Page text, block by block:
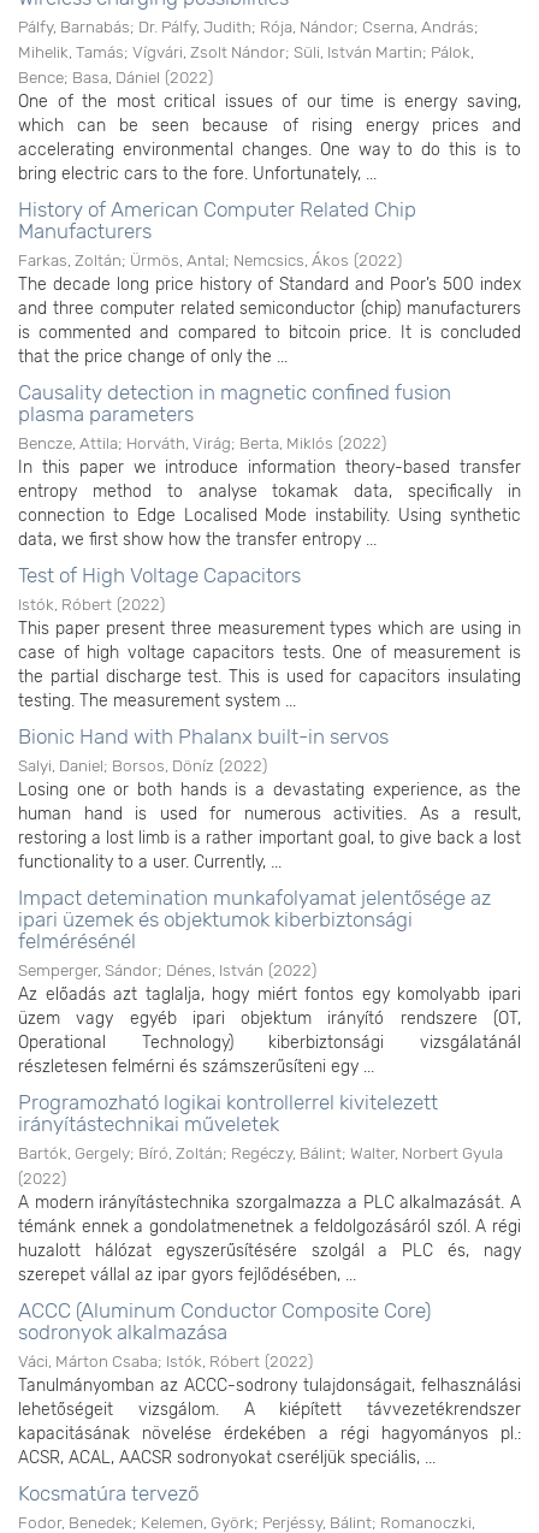
Pálfy, Barnabás; Dr. Pálfy, Judith; Rója, Nándor; Cserna, András;
Mihelik, Tamás; Vígvári, Zsolt Nándor; Süli, István Martin; Pálok,
Bence; Basa, Dániel (2022)
One of the most critical issues of our time is energy saving,
which can be seen because of rising energy prices and
accelerating environmental changes. One way to do this is to
bring electric cars to the fore. Unfortunately, ...
History of American Computer Related Chip
Manufacturers
Farkas, Zoltán; Ürmös, Antal; Nemcsics, Ákos (2022)
The decade long price history of Standard and Poor’s 500 index
and three computer related semiconductor (chip) manufacturers
is commented and compared to bitcoin price. It is concluded
that the price change of only the ...
Causality detection in magnetic confined fusion
plasma parameters
Bencze, Attila; Horváth, Virág; Berta, Miklós (2022)
In this paper we introduce information theory-based transfer
entropy method to analyse tokamak data, specifically in
connection to Edge Localised Mode instability. Using synthetic
data, we first show how the transfer entropy ...
Test of High Voltage Capacitors
Istók, Róbert (2022)
This paper present three measurement types which are using in
case of high voltage capacitors tests. One of measurement is
the partial discharge test. This is used for capacitors insulating
testing. The measurement system ...
Bionic Hand with Phalanx built-in servos
Salyi, Daniel; Borsos, Döníz (2022)
Losing one or both hands is a devastating experience, as the
human hand is used for numerous activities. As a result,
restoring a lost limb is a rather important goal, to give back a lost
functionality to a user. Currently, ...
Impact detemination munkafolyamat jelentősége az
ipari üzemek és objektumok kiberbiztonsági
felmérésénél
Semperger, Sándor; Dénes, István (2022)
Az előadás azt taglalja, hogy miért fontos egy komolyabb ipari
üzem vagy egyéb ipari objektum irányító rendszere (OT,
Operational Technology) kiberbiztonsági vizsgálatánál
részletesen felmérni és számszerűsíteni egy ...
Programozható logikai kontrollerrel kivitelezett
irányítástechnikai műveletek
Bartók, Gergely; Bíró, Zoltán; Regéczy, Bálint; Walter, Norbert Gyula
(2022)
A modern irányítástechnika szorgalmazza a PLC alkalmazását. A
témánk ennek a gondolatmenetnek a feldolgozásáról szól. A régi
huzalott hálózat egyszerűsítésére szolgál a PLC és, nagy
szerepet vállal az ipar gyors fejlődésében, ...
ACCC (Aluminum Conductor Composite Core)
sodronyok alkalmazása
Váci, Márton Csaba; Istók, Róbert (2022)
Tanulmányomban az ACCC-sodrony tulajdonságait, felhasználási
lehetőségeit vizsgálom. A kiépített távvezetékrendszer
kapacitásának növelése érdekében a régi hagyományos pl.:
ACSR, ACAL, AACSR sodronyokat cseréljük speciális, ...
Kocsmatúra tervező
Fodor, Benedek; Kelemen, Györk; Perjéssy, Bálint; Romanoczki,